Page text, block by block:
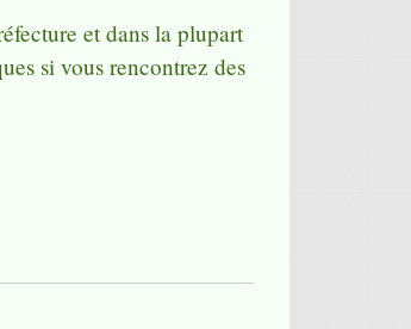
et dans la plupart
si vous rencontrez des